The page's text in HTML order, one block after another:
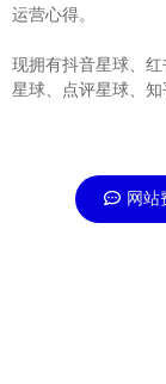
运营心得。
现拥有抖音星球、
星球、点评星球、
网站